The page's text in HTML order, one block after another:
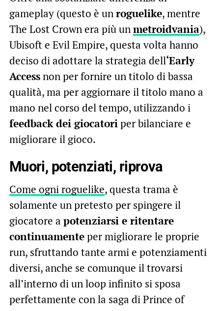
gameplay (questo è unroguelike, mentre
The Lost Crown era più unmetroidvania),
Ubisoft e Evil Empire, questa volta hanno
deciso di adottare la strategia dell‘Early
Accessnon per fornire un titolo di bassa
qualità, ma per aggiornare il titolo mano a
mano nel corso del tempo, utilizzando i
feedback dei giocatoriper bilanciare e
migliorare il gioco.
Muori, potenziati, riprova
Come ogni roguelike, questa trama è
solamente un pretesto per spingere il
giocatore a potenziarsi e ritentare
continuamenteper migliorare le proprie
run, sfruttando tante armi e potenziamenti
diversi, anche se comunque il trovarsi
all’interno di un loop infinito si sposa
perfettamente con la saga di Prince of